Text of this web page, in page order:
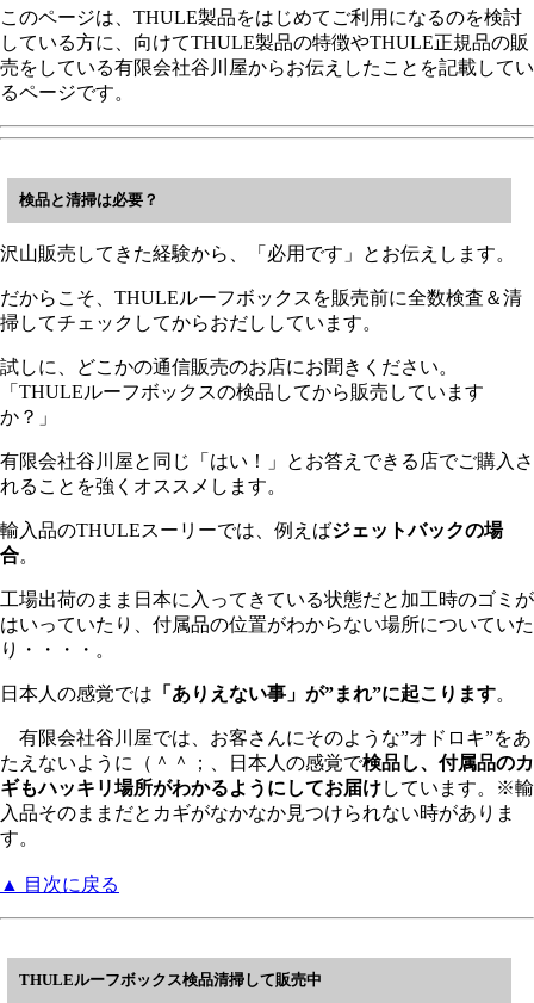
このページは、THULE製品をはじめてご利用になるのを検討
している方に、向けてTHULE製品の特徴やTHULE正規品の販
売をしている有限会社谷川屋からお伝えしたことを記載してい
るページです。
検品と清掃は必要？
沢山販売してきた経験から、「必用です」とお伝えします。
だからこそ、THULEルーフボックスを販売前に全数検査＆清
掃してチェックしてからおだししています。
試しに、どこかの通信販売のお店にお聞きください。
「THULEルーフボックスの検品してから販売しています
か？」
有限会社谷川屋と同じ「はい！」とお答えできる店でご購入さ
れることを強くオススメします。
輸入品のTHULEスーリーでは、例えばジェットバックの場
合。
工場出荷のまま日本に入ってきている状態だと加工時のゴミが
はいっていたり、付属品の位置がわからない場所についていた
り・・・・。
日本人の感覚では 「ありえない事」が”まれ”に起こります。
有限会社谷川屋では、お客さんにそのような”オドロキ”をあ
たえないように（＾＾；、日本人の感覚で検品し、付属品のカ
ギもハッキリ場所がわかるようにしてお届けしています。※輸
入品そのままだとカギがなかなか見つけられない時がありま
す。
▲ 目次に戻る
THULEルーフボックス検品清掃して販売中